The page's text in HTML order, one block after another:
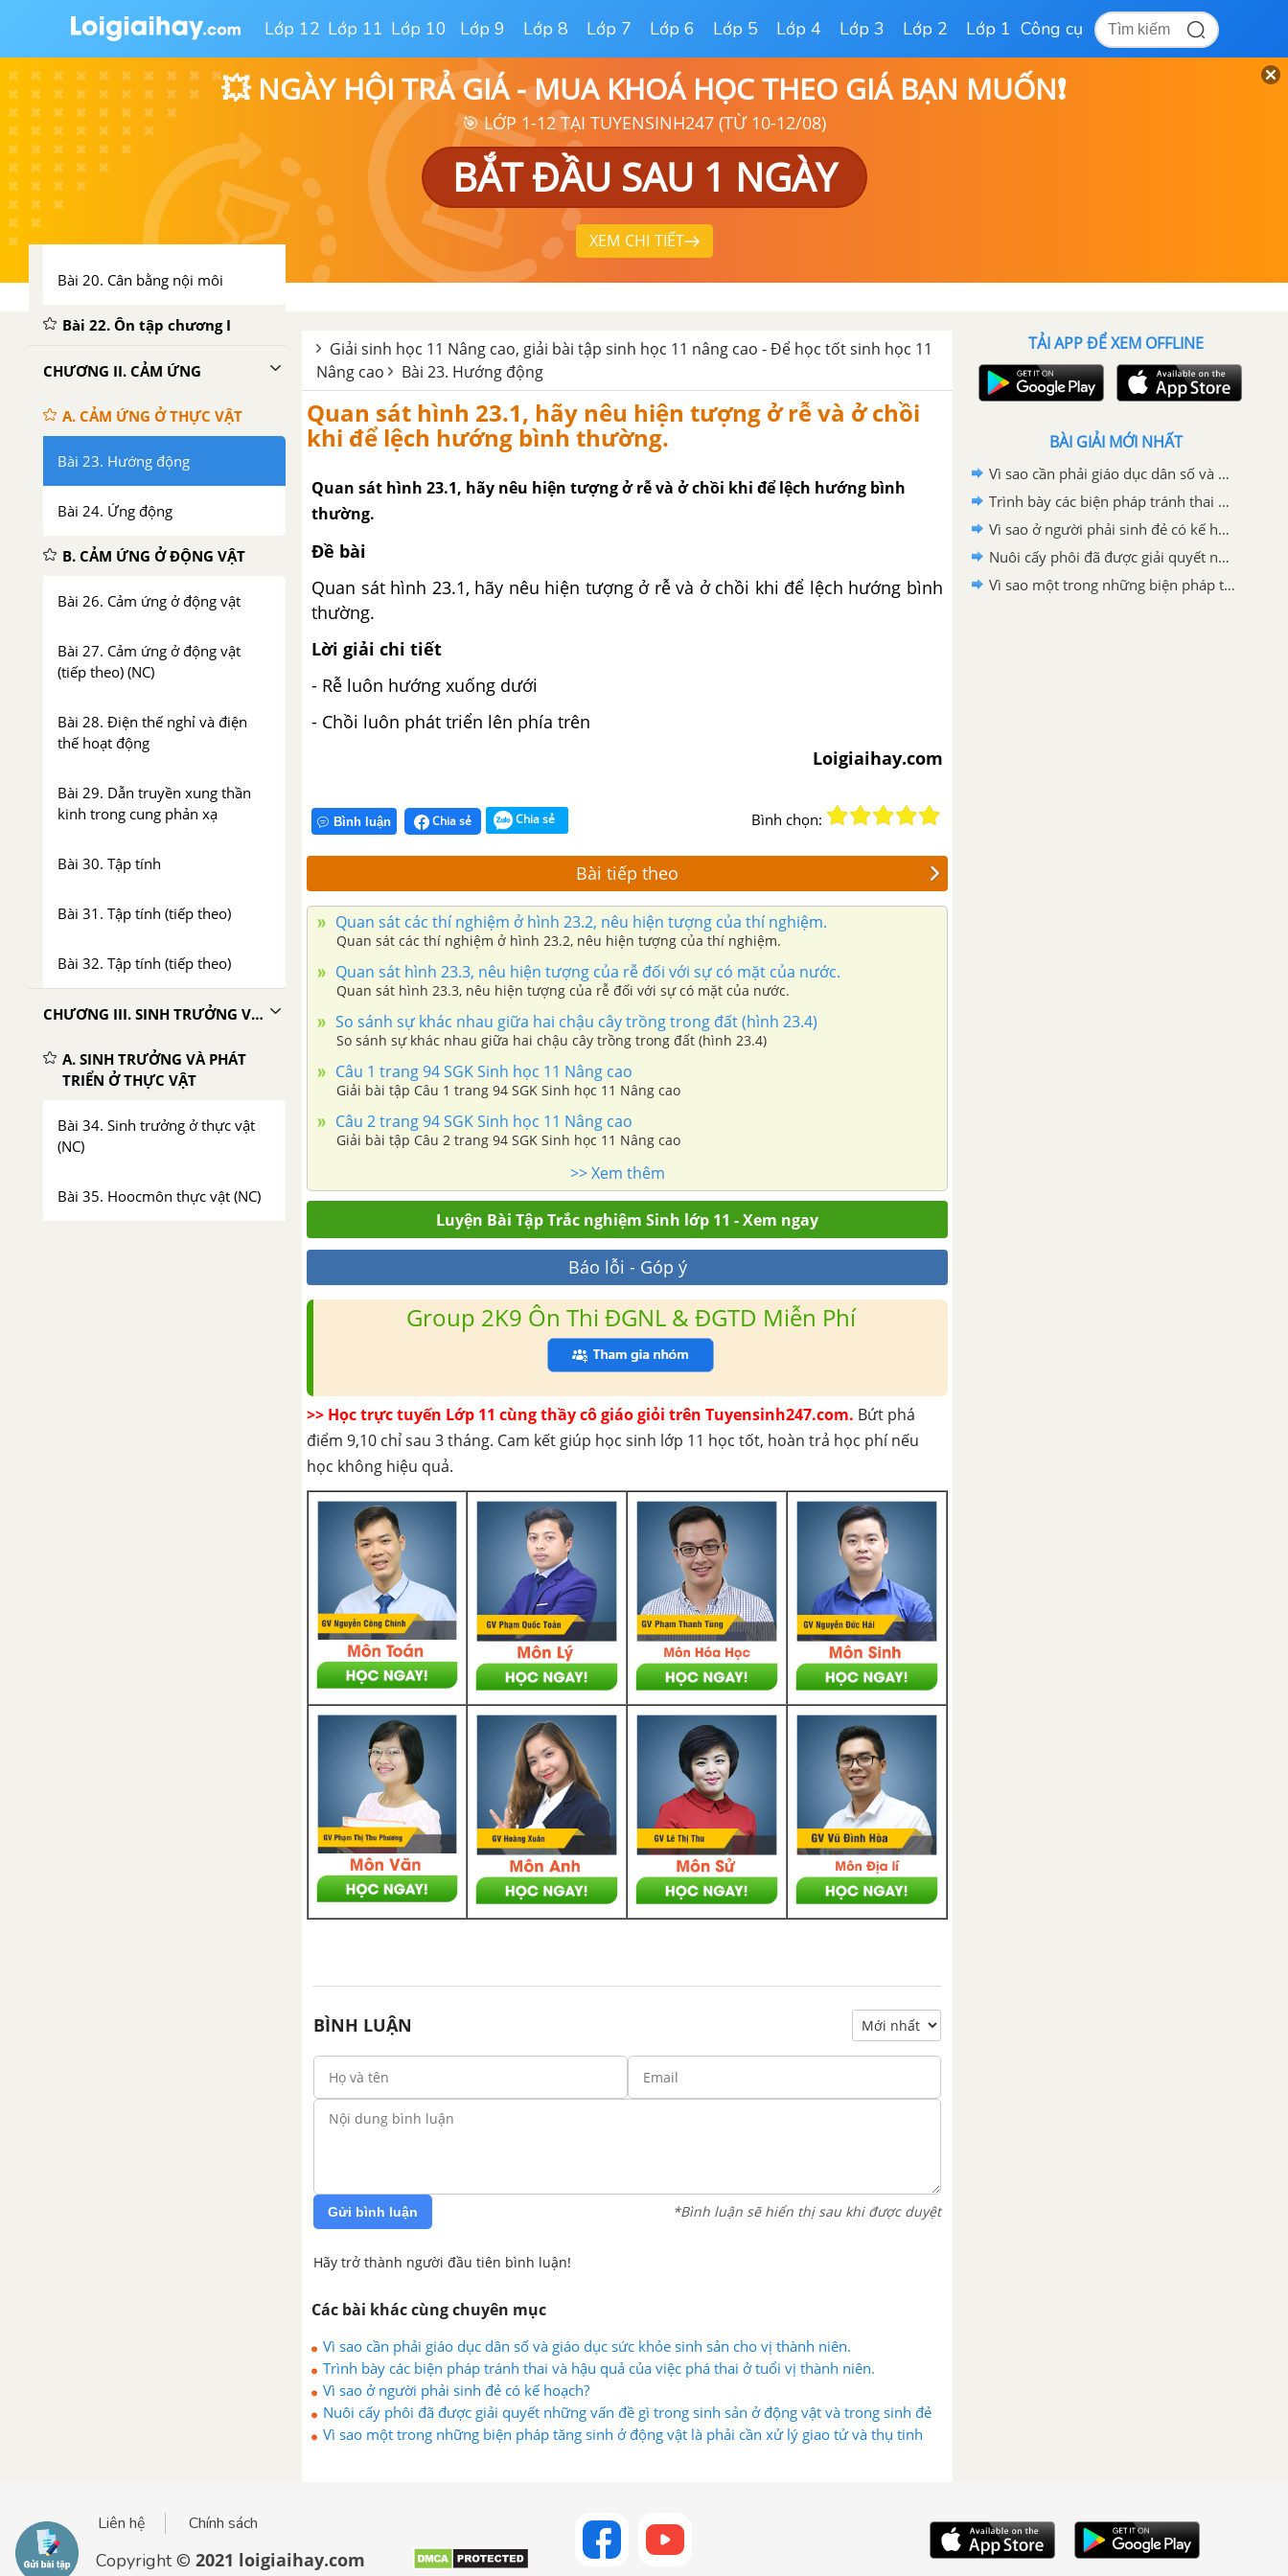
Lớp 12 Lớp 11 Lớp 10 Lớp 9 Lớp 8 Lớp 7 Lớp 6 Lớp 5 Lớp 4 Lớp 3 Lớp 2 Lớp 1 Công cụ
💥 NGÀY HỘI TRẢ GIÁ - MUA KHOÁ HỌC THEO GIÁ BẠN MUỐN❗
🎯 LỚP 1-12 TẠI TUYENSINH247 (TỪ 10-12/08)
BẮT ĐẦU SAU 1 NGÀY
XEM CHI TIẾT
Bài 16. Tiêu hóa (tiếp theo)
Bài 17. Hô hấp
Bài 18. Tuần hoàn
Bài 19. Hoạt động của các cơ
quan tuần hoàn
Bài 20. Cân bằng nội môi
Bài 22. Ôn tập chương I
CHƯƠNG II. CẢM ỨNG
A. CẢM ỨNG Ở THỰC VẬT
Bài 23. Hướng động
Bài 24. Ứng động
B. CẢM ỨNG Ở ĐỘNG VẬT
Bài 26. Cảm ứng ở động vật
Bài 27. Cảm ứng ở động vật
(tiếp theo) (NC)
Bài 28. Điện thế nghỉ và điện
thế hoạt động
Bài 29. Dẫn truyền xung thần
kinh trong cung phản xạ
Bài 30. Tập tính
Bài 31. Tập tính (tiếp theo)
Bài 32. Tập tính (tiếp theo)
CHƯƠNG III. SINH TRƯỞNG VÀ PHÁT TRIỂN
A. SINH TRƯỞNG VÀ PHÁT
TRIỂN Ở THỰC VẬT
Bài 34. Sinh trưởng ở thực vật
(NC)
Bài 35. Hoocmôn thực vật (NC)
Giải sinh học 11 Nâng cao, giải bài tập sinh học 11 nâng cao - Để học tốt sinh học 11
Nâng cao
Bài 23. Hướng động
Quan sát hình 23.1, hãy nêu hiện tượng ở rễ và ở chồi
khi để lệch hướng bình thường.
Quan sát hình 23.1, hãy nêu hiện tượng ở rễ và ở chồi khi để lệch hướng bình
thường.
Đề bài
Quan sát hình 23.1, hãy nêu hiện tượng ở rễ và ở chồi khi để lệch hướng bình
thường.
Lời giải chi tiết
- Rễ luôn hướng xuống dưới
- Chồi luôn phát triển lên phía trên
Loigiaihay.com
Bình luận Chia sẻ Chia sẻ Bình chọn:
Bài tiếp theo
Quan sát các thí nghiệm ở hình 23.2, nêu hiện tượng của thí nghiệm.
Quan sát các thí nghiệm ở hình 23.2, nêu hiện tượng của thí nghiệm.
Quan sát hình 23.3, nêu hiện tượng của rễ đối với sự có mặt của nước.
Quan sát hình 23.3, nêu hiện tượng của rễ đối với sự có mặt của nước.
So sánh sự khác nhau giữa hai chậu cây trồng trong đất (hình 23.4)
So sánh sự khác nhau giữa hai chậu cây trồng trong đất (hình 23.4)
Câu 1 trang 94 SGK Sinh học 11 Nâng cao
Giải bài tập Câu 1 trang 94 SGK Sinh học 11 Nâng cao
Câu 2 trang 94 SGK Sinh học 11 Nâng cao
Giải bài tập Câu 2 trang 94 SGK Sinh học 11 Nâng cao
>> Xem thêm
Luyện Bài Tập Trắc nghiệm Sinh lớp 11 - Xem ngay
Báo lỗi - Góp ý
Group 2K9 Ôn Thi ĐGNL & ĐGTD Miễn Phí
>> Học trực tuyến Lớp 11 cùng thầy cô giáo giỏi trên Tuyensinh247.com. Bứt phá
điểm 9,10 chỉ sau 3 tháng. Cam kết giúp học sinh lớp 11 học tốt, hoàn trả học phí nếu
học không hiệu quả.
BÌNH LUẬN
Gửi bình luận *Bình luận sẽ hiển thị sau khi được duyệt
Hãy trở thành người đầu tiên bình luận!
Các bài khác cùng chuyên mục
Vì sao cần phải giáo dục dân số và giáo dục sức khỏe sinh sản cho vị thành niên.
Trình bày các biện pháp tránh thai và hậu quả của việc phá thai ở tuổi vị thành niên.
Vì sao ở người phải sinh đẻ có kế hoạch?
Nuôi cấy phôi đã được giải quyết những vấn đề gì trong sinh sản ở động vật và trong sinh đẻ
ở người?
Vì sao một trong những biện pháp tăng sinh ở động vật là phải cần xử lý giao tử và thụ tinh
TẢI APP ĐỂ XEM OFFLINE
BÀI GIẢI MỚI NHẤT
Vì sao cần phải giáo dục dân số và giáo dục sức khỏe sinh sản cho vị thành niên.
Trình bày các biện pháp tránh thai và hậu quả của việc phá thai ở tuổi vị thành niên.
Vì sao ở người phải sinh đẻ có kế hoạch?
Nuôi cấy phôi đã được giải quyết những vấn đề gì trong sinh sản ở động vật và trong sinh đẻ ở người?
Vì sao một trong những biện pháp tăng sinh ở động vật là phải cần xử lý giao tử và thụ tinh nhân tạo.
Liên hệ Chính sách
Copyright © 2021 loigiaihay.com